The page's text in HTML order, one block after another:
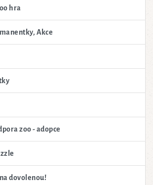
hra
Akce
zoo - adopce
dovolenou!